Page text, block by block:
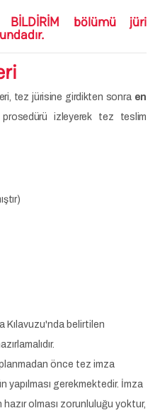
bölümü jüri
tez jürisine girdikten sonra en
izleyerek tez teslim
Kılavuzu'nda belirtilen
önce tez imza
yapılması gerekmektedir. İmza
olması zorunluluğu yoktur,